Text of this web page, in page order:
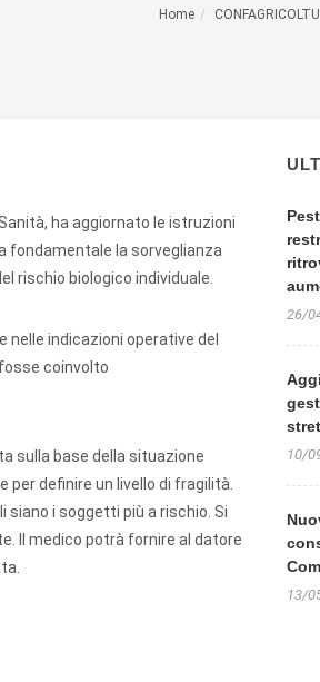
Home
ha aggiornato le istruzioni
fondamentale la sorveglianza
rischio biologico individuale.
indicazioni operative del
coinvolto
sulla base della situazione
per definire un livello di fragilità.
i soggetti più a rischio. Si
Il medico potrà fornire al datore
26/
10/
13/